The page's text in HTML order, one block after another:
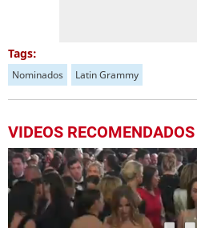
Tags:
Nominados Latin Grammy
VIDEOS RECOMENDADOS